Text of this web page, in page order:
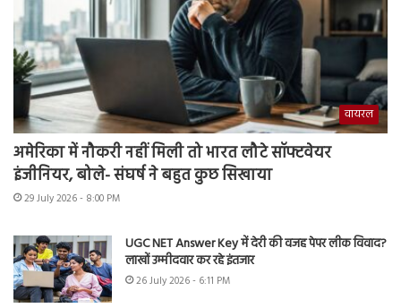
वायरल
अमेरिका में नौकरी नहीं मिली तो भारत लौटे सॉफ्टवेयर
इंजीनियर, बोले- संघर्ष ने बहुत कुछ सिखाया
29 July 2026 - 8:00 PM
UGC NET Answer Key में देरी की वजह पेपर लीक विवाद?
लाखों उम्मीदवार कर रहे इंतजार
26 July 2026 - 6:11 PM